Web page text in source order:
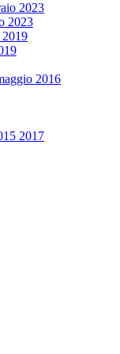
2023
2023
2016
2017